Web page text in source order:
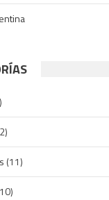
(11)